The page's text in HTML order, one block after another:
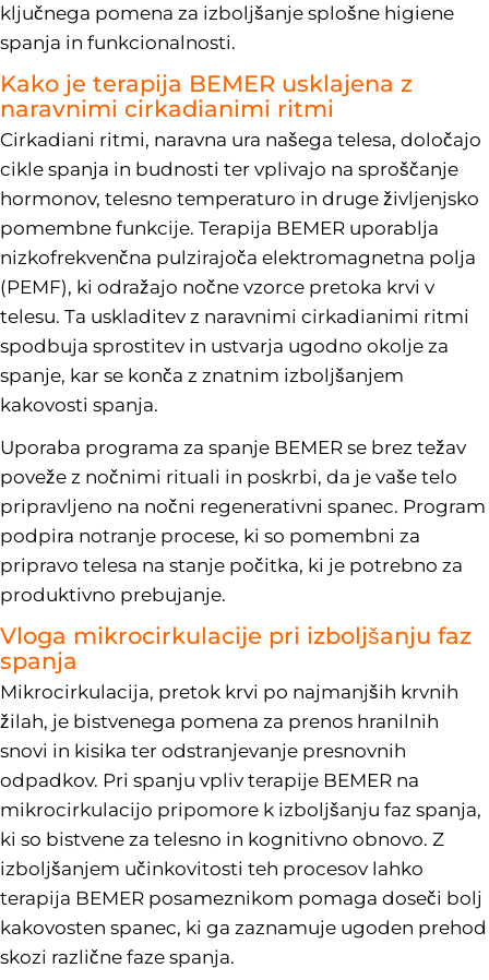
ključnega pomena za izboljšanje splošne higiene
spanja in funkcionalnosti.
Kako je terapija BEMER usklajena z
naravnimi cirkadianimi ritmi
Cirkadiani ritmi, naravna ura našega telesa, določajo
cikle spanja in budnosti ter vplivajo na sproščanje
hormonov, telesno temperaturo in druge življenjsko
pomembne funkcije. Terapija BEMER uporablja
nizkofrekvenčna pulzirajoča elektromagnetna polja
(PEMF), ki odražajo nočne vzorce pretoka krvi v
telesu. Ta uskladitev z naravnimi cirkadianimi ritmi
spodbuja sprostitev in ustvarja ugodno okolje za
spanje, kar se konča z znatnim izboljšanjem
kakovosti spanja.
Uporaba programa za spanje BEMER se brez težav
poveže z nočnimi rituali in poskrbi, da je vaše telo
pripravljeno na nočni regenerativni spanec. Program
podpira notranje procese, ki so pomembni za
pripravo telesa na stanje počitka, ki je potrebno za
produktivno prebujanje.
Vloga mikrocirkulacije pri izboljšanju faz
spanja
Mikrocirkulacija, pretok krvi po najmanjših krvnih
žilah, je bistvenega pomena za prenos hranilnih
snovi in kisika ter odstranjevanje presnovnih
odpadkov. Pri spanju vpliv terapije BEMER na
mikrocirkulacijo pripomore k izboljšanju faz spanja,
ki so bistvene za telesno in kognitivno obnovo. Z
izboljšanjem učinkovitosti teh procesov lahko
terapija BEMER posameznikom pomaga doseči bolj
kakovosten spanec, ki ga zaznamuje ugoden prehod
skozi različne faze spanja.